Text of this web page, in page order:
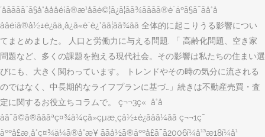
´åãããã¨ã§å°å­ååé¡ã®æ¹åãè©¦ã¿ã¦ãã¾ãããã®è¨äºã§ã¯ãå°å­
ååé¡ã®å½±é¿ãä¸­å¿ã«è¨è¿°ãã¦ãã¾ãã 全体的に起こりうる影響につい
てまとめました。 人口と労働力に与える問題. 「 高齢化問題、空き家
問題など、多くの課題を抱える現代社会。その影響は私たちの住まい選
びにも、大きく関わっています。 トレンドやその時の気分に流される
のではなく、中長期的なライフプランに基づ…」続きは不動産売買・査
定に関するお役立ちコラムで。 ç¬¬3ç« å°å­
åã¯ã©ã®ãããªç¤¾ä¼çã»çµæ¸çå½±é¿ãåã¼ãã ç¬¬1ç¯
äººå£æ¸å°ç¤¾ä¼ã®å°æ¥ ããå½ã®äººå£ã¯ã2006ï¼å¹³æ18ï¼å¹